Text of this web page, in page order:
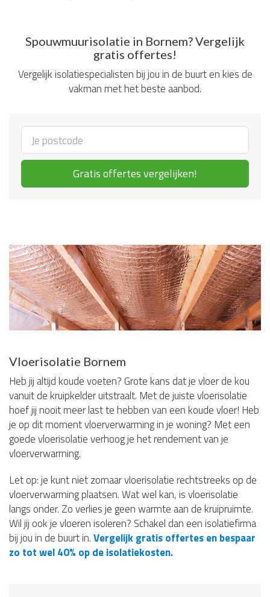
Spouwmuurisolatie in Bornem? Vergelijk
gratis offertes!
Vergelijk isolatiespecialisten bij jou in de buurt en kies de
vakman met het beste aanbod.
Gratis offertes vergelijken!
Vloerisolatie Bornem
Heb jij altijd koude voeten? Grote kans dat je vloer de kou
vanuit de kruipkelder uitstraalt. Met de juiste vloerisolatie
hoef jij nooit meer last te hebben van een koude vloer! Heb
je op dit moment vloerverwarming in je woning? Met een
goede vloerisolatie verhoog je het rendement van je
vloerverwarming.
Let op: je kunt niet zomaar vloerisolatie rechtstreeks op de
vloerverwarming plaatsen. Wat wel kan, is vloerisolatie
langs onder. Zo verlies je geen warmte aan de kruipruimte.
Wil jij ook je vloeren isoleren? Schakel dan een isolatiefirma
bij jou in de buurt in.Vergelijk gratis offertes en bespaar
zo tot wel 40% op de isolatiekosten.